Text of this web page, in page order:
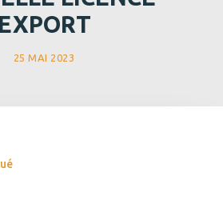
EXPORT
25 MAI 2023